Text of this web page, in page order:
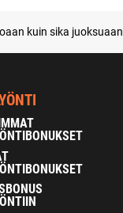
kuin sika juoksuaan